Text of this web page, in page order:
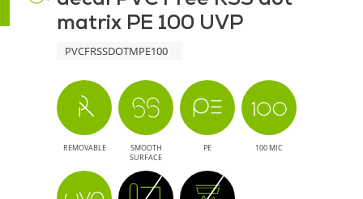
matrix PE 100 UVP
PVCFRSSDOTMPE100
REMOVABLE
SMOOTH
SURFACE
PE 100 MIC
100
Solução
Sustentável